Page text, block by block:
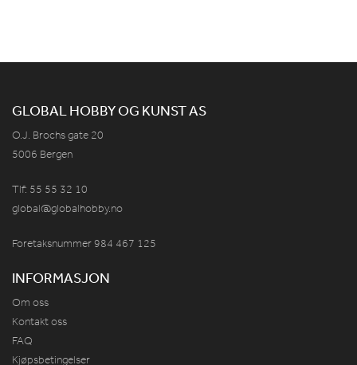
GLOBAL HOBBY OG KUNST AS
O.J. Brochs gate 20
5006 Bergen
Tlf: 55 55 32 10
global@globalhobby.no
Foretaksnummer 984 467 125
INFORMASJON
Om oss
Kontakt oss
FAQ
Kjøpsbetingelser